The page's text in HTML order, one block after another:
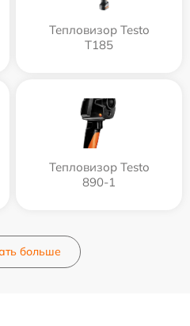
Тепловизор Testo
T185
Тепловизор Testo
890-1
больше